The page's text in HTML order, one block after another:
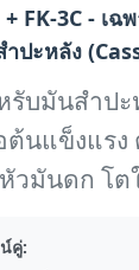
+ FK-3C - เ
ำปะหลัง
บมันสำปะ
ต้นแข็งแรง
หัวมันดก โ
คู่: